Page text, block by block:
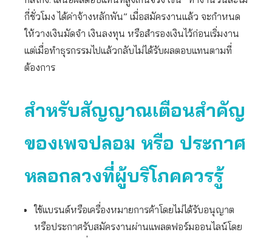
กี่ชั่วโมง ได้ค่าจ้างหลักพัน” เมื่อสมัครงานแล้ว จะกำหนด
ให้วางเงินมัดจำ เงินลงทุน หรือสำรองเงินไว้ก่อนเริ่มงาน
แต่เมื่อทำธุรกรรมไปแล้วกลับไม่ได้รับผลตอบแทนตามที่
ต้องการ
สำหรับสัญญาณเตือนสำคัญ
ของเพจปลอม หรือ ประกาศ
หลอกลวงที่ผู้บริโภคควรรู้
ใช้แบรนด์หรือเครื่องหมายการค้าโดยไม่ได้รับอนุญาต
หรือประกาศรับสมัครงานผ่านแพลตฟอร์มออนไลน์โดย